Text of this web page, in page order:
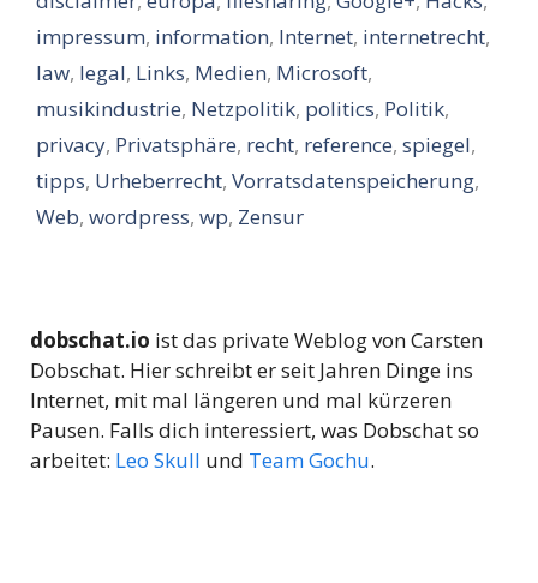
impressum, information, Internet, internetrecht,
law, legal, Links, Medien, Microsoft,
musikindustrie, Netzpolitik, politics, Politik,
privacy, Privatsphäre, recht, reference, spiegel,
tipps, Urheberrecht, Vorratsdatenspeicherung,
Web, wordpress, wp, Zensur
dobschat.io ist das private Weblog von Carsten
Dobschat. Hier schreibt er seit Jahren Dinge ins
Internet, mit mal längeren und mal kürzeren
Pausen. Falls dich interessiert, was Dobschat so
arbeitet: Leo Skull und Team Gochu.